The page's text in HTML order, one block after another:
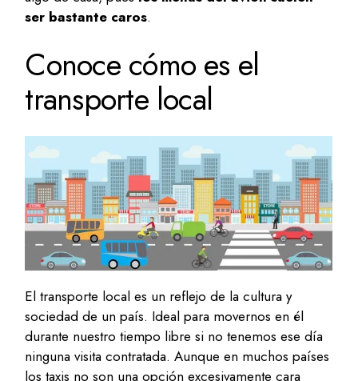
ser bastante caros.
Conoce cómo es el
transporte local
El transporte local es un reflejo de la cultura y
sociedad de un país. Ideal para movernos en él
durante nuestro tiempo libre si no tenemos ese día
ninguna visita contratada. Aunque en muchos países
los taxis no son una opción excesivamente cara